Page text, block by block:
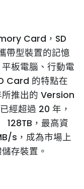
Card，SD
帶型裝置的記憶
板電腦、行動電
Card 的特點在
推出的 Version
經超過 20 年，
128TB，最高資
s，成為市場上
存裝置。